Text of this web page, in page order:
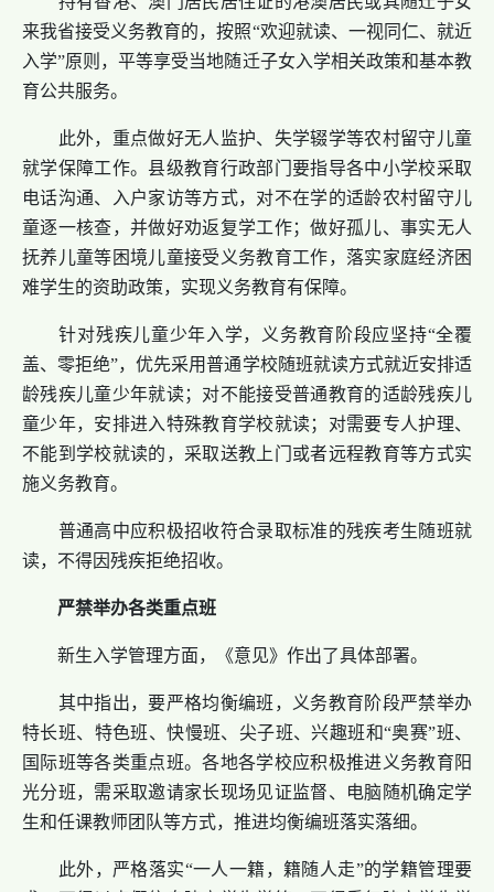
来我省接受义务教育的，按照“欢迎就读、一视同仁、就近
入学”原则，平等享受当地随迁子女入学相关政策和基本教
育公共服务。
此外，重点做好无人监护、失学辍学等农村留守儿童
就学保障工作。县级教育行政部门要指导各中小学校采取
电话沟通、入户家访等方式，对不在学的适龄农村留守儿
童逐一核查，并做好劝返复学工作；做好孤儿、事实无人
抚养儿童等困境儿童接受义务教育工作，落实家庭经济困
难学生的资助政策，实现义务教育有保障。
针对残疾儿童少年入学，义务教育阶段应坚持“全覆
盖、零拒绝”，优先采用普通学校随班就读方式就近安排适
龄残疾儿童少年就读；对不能接受普通教育的适龄残疾儿
童少年，安排进入特殊教育学校就读；对需要专人护理、
不能到学校就读的，采取送教上门或者远程教育等方式实
施义务教育。
普通高中应积极招收符合录取标准的残疾考生随班就
读，不得因残疾拒绝招收。
严禁举办各类重点班
新生入学管理方面，《意见》作出了具体部署。
其中指出，要严格均衡编班，义务教育阶段严禁举办
特长班、特色班、快慢班、尖子班、兴趣班和“奥赛”班、
国际班等各类重点班。各地各学校应积极推进义务教育阳
光分班，需采取邀请家长现场见证监督、电脑随机确定学
生和任课教师团队等方式，推进均衡编班落实落细。
此外，严格落实“一人一籍，籍随人走”的学籍管理要